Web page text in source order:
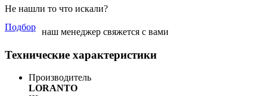
Не нашли то что искали?
Подбор наш менеджер свяжется с вами
Технические характеристики
Производитель
LORANTO